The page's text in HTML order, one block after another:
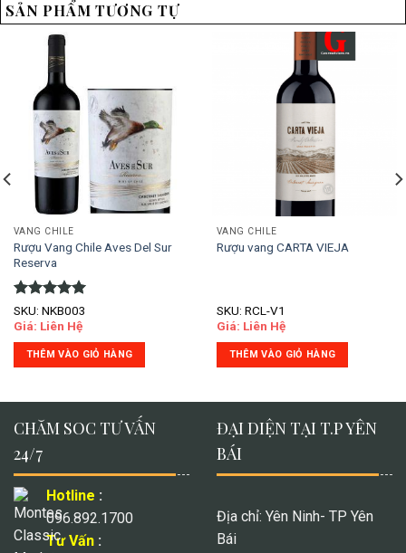
SẢN PHẨM TƯƠNG TỰ
VANG CHILE
Rượu Vang Chile Aves Del Sur
Reserva
Được xếp
hạng5.00
SKU: NKB003
Giá: Liên Hệ
THÊM VÀO GIỎ HÀNG
VANG CHILE
Rượu vang CARTA VIEJA
SKU: RCL-V1
Giá: Liên Hệ
THÊM VÀO GIỎ HÀNG
CHĂM SOC TƯ VẤN
24/7
Hotline :
096.892.1700
Tư Vấn :
ĐẠI DIỆN TẠI T.P YÊN
BÁI
Địa chỉ: Yên Ninh- TP Yên
Bái